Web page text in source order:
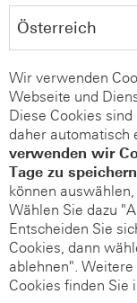
Wir verwenden
Webseite und
Diese Cookies
daher automatisch
verwenden wir
Tage zu speichern
können
Wählen Sie dazu
Entscheiden Sie
Cookies, dann
ablehnen".
Cookies finden Sie